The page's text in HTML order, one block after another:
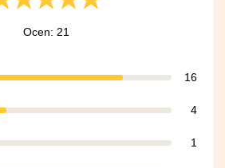
Ocen: 21
16
4
1